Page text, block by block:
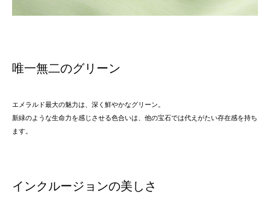
唯一無二のグリーン
エメラルド最大の魅力は、深く鮮やかなグリーン。
新緑のような生命力を感じさせる色合いは、他の宝石では代えがたい存在感を持ち
ます。
インクルージョンの美しさ